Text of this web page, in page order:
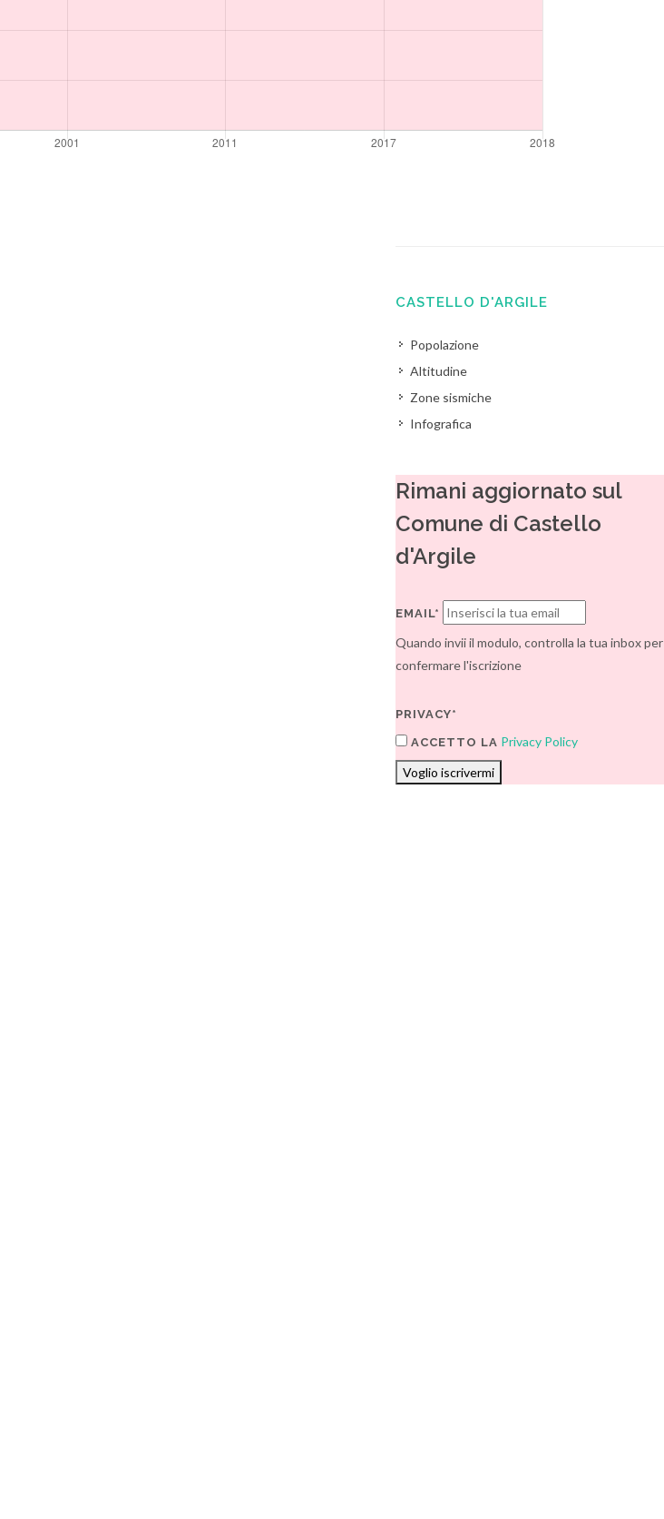
CASTELLO D'ARGILE
Popolazione
Altitudine
Zone sismiche
Infografica
Rimani aggiornato sul
Comune di Castello
d'Argile
EMAIL*
Quando invii il modulo, controlla la tua inbox per
confermare l'iscrizione
PRIVACY*
ACCETTO LA Privacy Policy
Voglio iscrivermi